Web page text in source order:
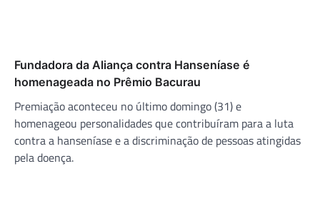
Fundadora da Aliança contra Hanseníase é
homenageada no Prêmio Bacurau
Premiação aconteceu no último domingo (31) e
homenageou personalidades que contribuíram para a luta
contra a hanseníase e a discriminação de pessoas atingidas
pela doença.